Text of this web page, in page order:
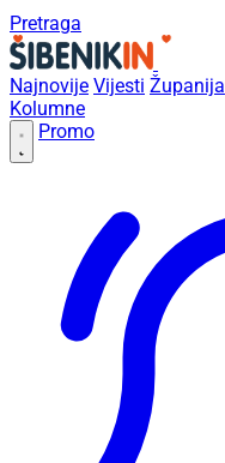
Pretraga
Najnovije Vijesti Županija
Kolumne
Promo